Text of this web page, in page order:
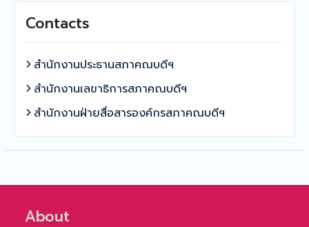
Contacts
สำนักงานประธานสภาคณบดีฯ
สำนักงานเลขาธิการสภาคณบดีฯ
สำนักงานฝ่ายสื่อสารองค์กรสภาคณบดีฯ
About